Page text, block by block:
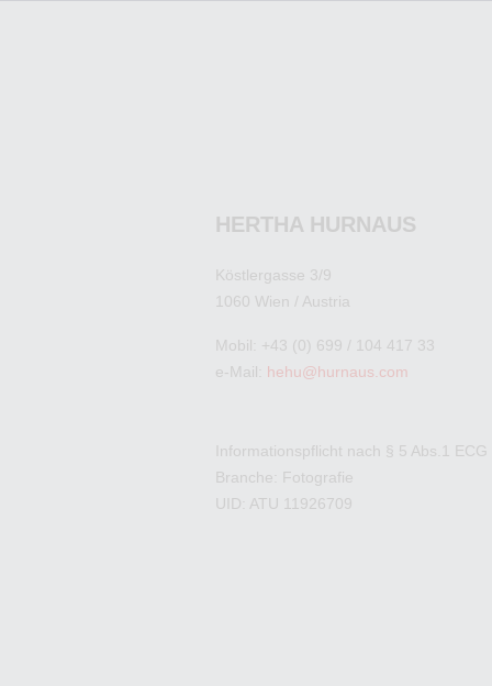
HERTHA HURNAUS
Köstlergasse 3/9
1060 Wien / Austria
Mobil: +43 (0) 699 / 104 417 33
e-Mail: hehu@hurnaus.com
Informationspflicht nach § 5 Abs.1 ECG
Branche: Fotografie
UID: ATU 11926709